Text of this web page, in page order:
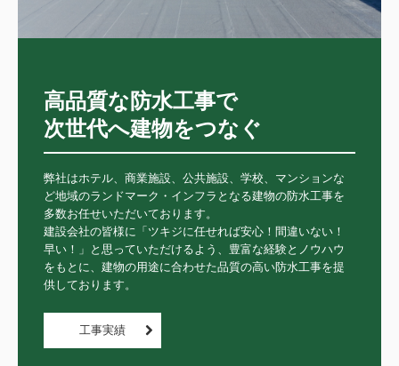
高品質な防水工事で
次世代へ建物をつなぐ
弊社はホテル、商業施設、公共施設、学校、マンションな
ど地域のランドマーク・インフラとなる建物の防水工事を
多数お任せいただいております。
建設会社の皆様に「ツキジに任せれば安心！間違いない！
早い！」と思っていただけるよう、豊富な経験とノウハウ
をもとに、建物の用途に合わせた品質の高い防水工事を提
供しております。
工事実績